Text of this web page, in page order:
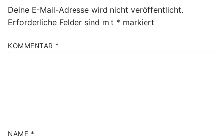
Deine E-Mail-Adresse wird nicht veröffentlicht.
Erforderliche Felder sind mit * markiert
KOMMENTAR *
NAME *